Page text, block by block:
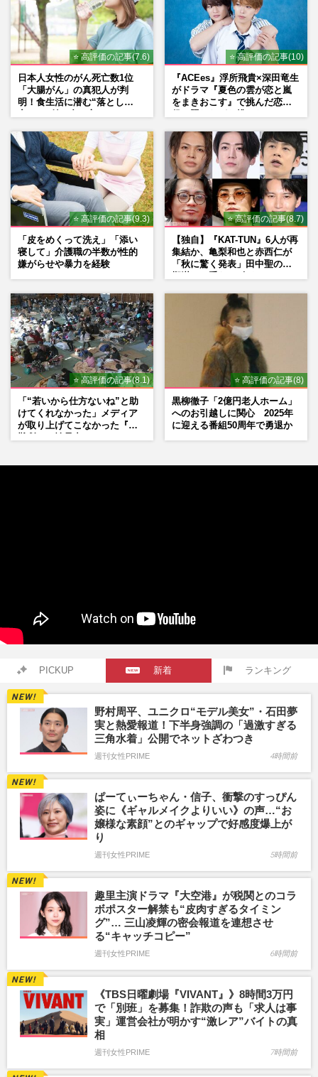
⭐ 高評価の記事(7.6)
日本人女性のがん死亡数1位
「大腸がん」の真犯人が判
明！食生活に潜む“落とし
⭐ 高評価の記事(10)
『ACEes』浮所飛貴×深田竜生
がドラマ『夏色の雲が恋と嵐
をまきおこす』で挑んだ恋人
⭐ 高評価の記事(9.3)
「皮をめくって洗え」「添い
寝して」介護職の半数が性的
嫌がらせや暴力を経験
⭐ 高評価の記事(8.7)
【独自】『KAT-TUN』6人が再
集結か、亀梨和也と赤西仁が
「秋に驚く発表」田中聖の刑
⭐ 高評価の記事(8.1)
「“若いから仕方ないね”と助
けてくれなかった」メディア
が取り上げてこなかった『避
⭐ 高評価の記事(8)
黒柳徹子「2億円老人ホーム」
へのお引越しに関心 2025年
に迎える番組50周年で勇退か
PICKUP 新着 ランキング
野村周平、ユニクロ“モデル美女”・石田夢
実と熱愛報道！下半身強調の「過激すぎる
三角水着」公開でネットざわつき
週刊女性PRIME 4時間前
ぱーてぃーちゃん・信子、衝撃のすっぴん
姿に《ギャルメイクよりいい》の声…“お
嬢様な素顔”とのギャップで好感度爆上が
り
週刊女性PRIME 5時間前
趣里主演ドラマ『大空港』が税関とのコラ
ボポスター解禁も“皮肉すぎるタイミン
グ”… 三山凌輝の密会報道を連想させ
る“キャッチコピー”
週刊女性PRIME 6時間前
《TBS日曜劇場『VIVANT』》8時間3万円
で「別班」を募集！詐欺の声も「求人は事
実」運営会社が明かす“激レア”バイトの真
相
週刊女性PRIME 7時間前